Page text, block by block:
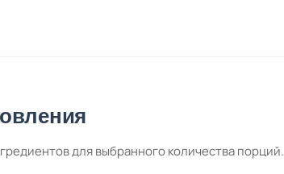
для выбранного количества порций.